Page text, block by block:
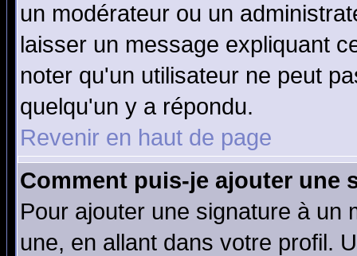
un modérateur ou un
laisser un message expliquant
noter qu'un utilisateur ne peut
quelqu'un y a répondu.
Revenir en haut de page
Comment puis-je ajouter une
Pour ajouter une signature à un
une, en allant dans votre profil.